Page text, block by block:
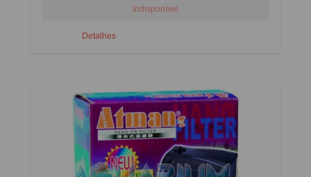
Detalhes